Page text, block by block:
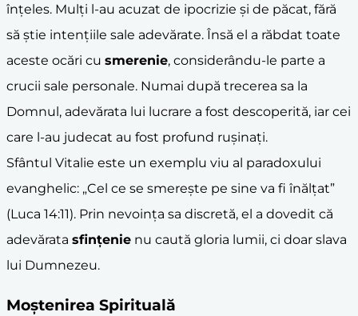
înțeles. Mulți l-au acuzat de ipocrizie și de păcat, fără
să știe intențiile sale adevărate. Însă el a răbdat toate
aceste ocări cu smerenie, considerându-le parte a
crucii sale personale. Numai după trecerea sa la
Domnul, adevărata lui lucrare a fost descoperită, iar cei
care l-au judecat au fost profund rușinați.
Sfântul Vitalie este un exemplu viu al paradoxului
evanghelic: „Cel ce se smerește pe sine va fi înălțat”
(Luca 14:11). Prin nevoința sa discretă, el a dovedit că
adevărata sfințenie nu caută gloria lumii, ci doar slava
lui Dumnezeu.
Moștenirea Spirituală